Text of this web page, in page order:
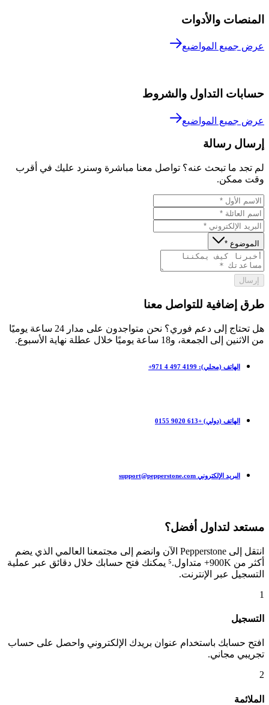
المنصات والأدوات
عرض جميع المواضيع
حسابات التداول والشروط
عرض جميع المواضيع
إرسال رسالة
لم تجد ما تبحث عنه؟ تواصل معنا مباشرة وسنرد عليك في أقرب
وقت ممكن.
الموضوع *
إرسال
طرق إضافية للتواصل معنا
هل تحتاج إلى دعم فوري؟ نحن متواجدون على مدار 24 ساعة يوميًا
من الاثنين إلى الجمعة، و18 ساعة يوميًا خلال عطلة نهاية الأسبوع.
الهاتف (محلي): ‎+971 4 497 4199
الهاتف (دولي) +613 9020 0155
البريد الإلكتروني support@pepperstone.com
مستعد لتداول أفضل؟
انتقل إلى Pepperstone الآن وانضم إلى مجتمعنا العالمي الذي يضم
أكثر من 900K+ متداول.⁵ يمكنك فتح حسابك خلال دقائق عبر عملية
التسجيل عبر الإنترنت.
1
التسجيل
افتح حسابك باستخدام عنوان بريدك الإلكتروني واحصل على حساب
تجريبي مجاني.
2
الملائمة